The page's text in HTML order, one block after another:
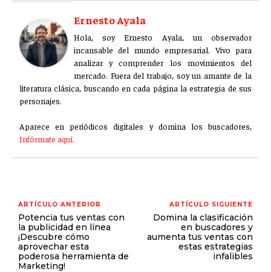
Ernesto Ayala
Hola, soy Ernesto Ayala, un observador
incansable del mundo empresarial. Vivo para
analizar y comprender los movimientos del
mercado. Fuera del trabajo, soy un amante de la
literatura clásica, buscando en cada página la estrategia de sus
personajes.
Aparece en periódicos digitales y domina los buscadores,
Infórmate aquí.
ARTÍCULO ANTERIOR
Potencia tus ventas con
la publicidad en línea
¡Descubre cómo
aprovechar esta
poderosa herramienta de
Marketing!
ARTÍCULO SIGUIENTE
Domina la clasificación
en buscadores y
aumenta tus ventas con
estas estrategias
infalibles